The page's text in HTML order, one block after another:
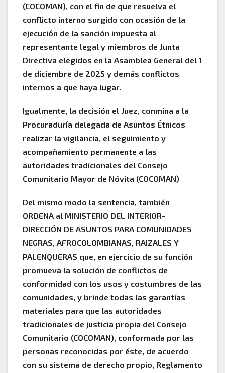
(COCOMAN), con el fin de que resuelva el
conflicto interno surgido con ocasión de la
ejecución de la sanción impuesta al
representante legal y miembros de Junta
Directiva elegidos en la Asamblea General del 1
de diciembre de 2025 y demás conflictos
internos a que haya lugar.
Igualmente, la decisión el Juez, conmina a la
Procuraduría delegada de Asuntos Étnicos
realizar la vigilancia, el seguimiento y
acompañamiento permanente a las
autoridades tradicionales del Consejo
Comunitario Mayor de Nóvita (COCOMAN)
Del mismo modo la sentencia, también
ORDENA al MINISTERIO DEL INTERIOR-
DIRECCIÓN DE ASUNTOS PARA COMUNIDADES
NEGRAS, AFROCOLOMBIANAS, RAIZALES Y
PALENQUERAS que, en ejercicio de su función
promueva la solución de conflictos de
conformidad con los usos y costumbres de las
comunidades, y brinde todas las garantías
materiales para que las autoridades
tradicionales de justicia propia del Consejo
Comunitario (COCOMAN), conformada por las
personas reconocidas por éste, de acuerdo
con su sistema de derecho propio, Reglamento